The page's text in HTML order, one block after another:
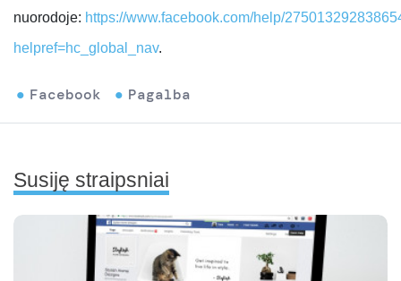
nuorodoje: https://www.facebook.com/help/
helpref=hc_global_nav.
Facebook Pagalba
Susiję straipsniai